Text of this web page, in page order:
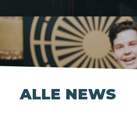
ALLE NEWS